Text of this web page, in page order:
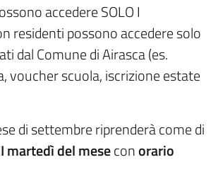
accedere SOLO I
residenti possono accedere solo
dal Comune di Airasca (es.
voucher scuola, iscrizione estate
di settembre riprenderà come di
martedì del meseconorario